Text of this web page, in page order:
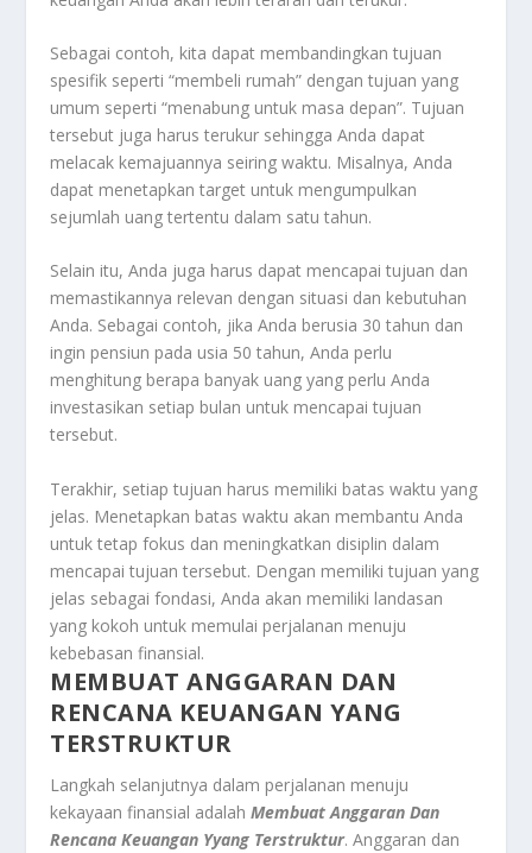
Sebagai contoh, kita dapat membandingkan tujuan
spesifik seperti “membeli rumah” dengan tujuan yang
umum seperti “menabung untuk masa depan”. Tujuan
tersebut juga harus terukur sehingga Anda dapat
melacak kemajuannya seiring waktu. Misalnya, Anda
dapat menetapkan target untuk mengumpulkan
sejumlah uang tertentu dalam satu tahun.
Selain itu, Anda juga harus dapat mencapai tujuan dan
memastikannya relevan dengan situasi dan kebutuhan
Anda. Sebagai contoh, jika Anda berusia 30 tahun dan
ingin pensiun pada usia 50 tahun, Anda perlu
menghitung berapa banyak uang yang perlu Anda
investasikan setiap bulan untuk mencapai tujuan
tersebut.
Terakhir, setiap tujuan harus memiliki batas waktu yang
jelas. Menetapkan batas waktu akan membantu Anda
untuk tetap fokus dan meningkatkan disiplin dalam
mencapai tujuan tersebut. Dengan memiliki tujuan yang
jelas sebagai fondasi, Anda akan memiliki landasan
yang kokoh untuk memulai perjalanan menuju
kebebasan finansial.
MEMBUAT ANGGARAN DAN
RENCANA KEUANGAN YANG
TERSTRUKTUR
Langkah selanjutnya dalam perjalanan menuju
kekayaan finansial adalahMembuat Anggaran Dan
Rencana Keuangan Yyang Terstruktur. Anggaran dan